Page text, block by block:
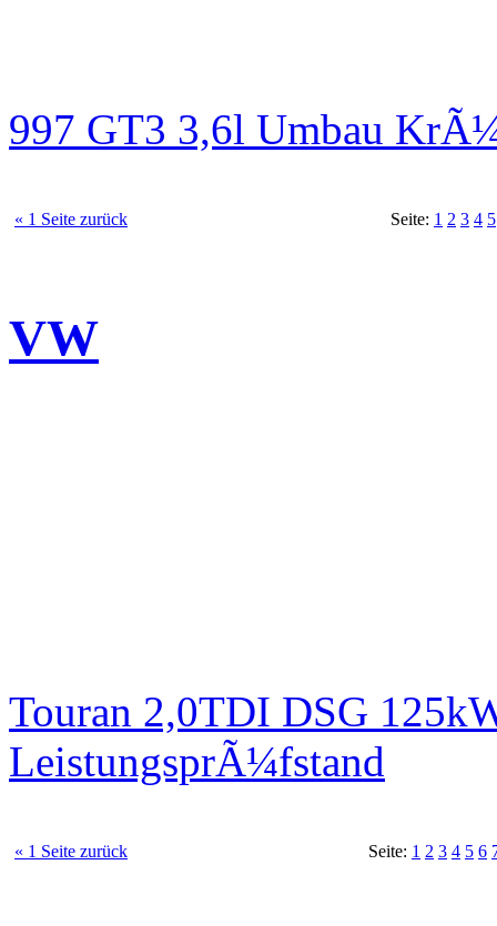
997 GT3 3,6l Umbau
« 1 Seite zurück Seite: 1 2 3 4 5
VW
Touran 2,0TDI DSG
LeistungsprÃ¼fstand
« 1 Seite zurück Seite: 1 2 3 4 5 6